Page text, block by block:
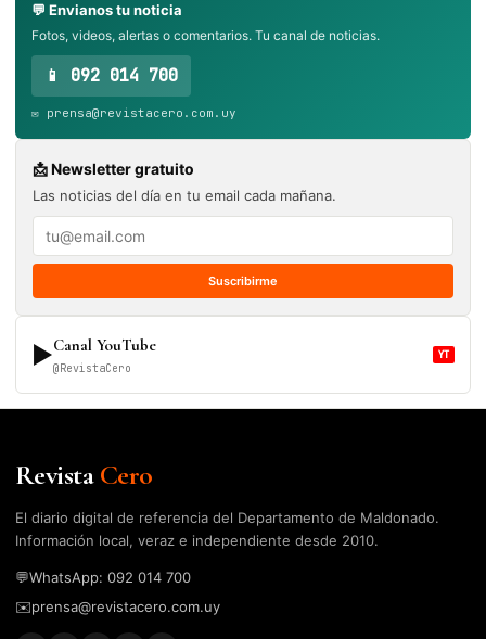
💬 Envianos tu noticia
Fotos, videos, alertas o comentarios. Tu canal de noticias.
📱 092 014 700
✉️ prensa@revistacero.com.uy
📩 Newsletter gratuito
Las noticias del día en tu email cada mañana.
Suscribirme
▶Canal YouTube
@RevistaCero
YT
RevistaCero
El diario digital de referencia del Departamento de Maldonado.
Información local, veraz e independiente desde 2010.
💬WhatsApp: 092 014 700
✉️prensa@revistacero.com.uy